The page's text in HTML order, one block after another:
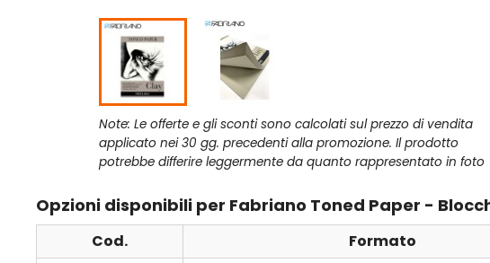
Note: Le offerte e gli sconti sono calcolati sul prezzo di vendita
applicato nei 30 gg. precedenti alla promozione. Il prodotto
potrebbe differire leggermente da quanto rappresentato in foto
Opzioni disponibili per Fabriano Toned Paper -
Cod. Formato